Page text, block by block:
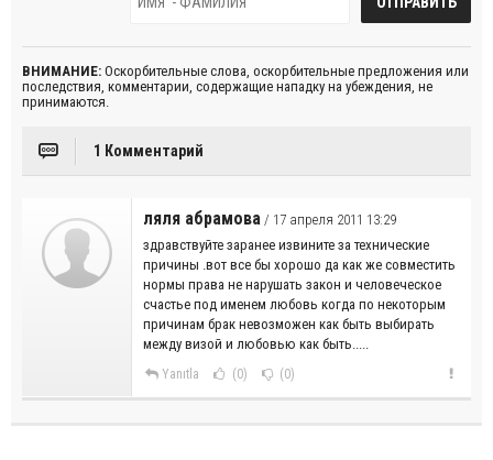
ВНИМАНИЕ: Оскорбительные слова, оскорбительные предложения или
последствия, комментарии, содержащие нападку на убеждения, не
принимаются.
1 Комментарий
ляля абрамова / 17 апреля 2011 13:29
здравствуйте заранее извините за технические
причины .вот все бы хорошо да как же совместить
нормы права не нарушать закон и человеческое
счастье под именем любовь когда по некоторым
причинам брак невозможен как быть выбирать
между визой и любовью как быть.....
Yanıtla (0) (0)